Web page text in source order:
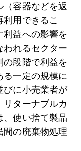
容器などを返
用できるこ
利益への影響を
われるセクター
の段階で利益を
一定の規模に
びに小売業者が
ターナブルカ
、使い捨て製品
間の廃棄物処理